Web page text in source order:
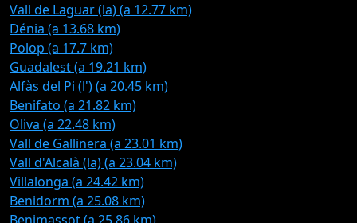
Vall de Laguar (la) (a 12.77 km)
Dénia (a 13.68 km)
Polop (a 17.7 km)
Guadalest (a 19.21 km)
Alfàs del Pi (l') (a 20.45 km)
Benifato (a 21.82 km)
Oliva (a 22.48 km)
Vall de Gallinera (a 23.01 km)
Vall d'Alcalà (la) (a 23.04 km)
Villalonga (a 24.42 km)
Benidorm (a 25.08 km)